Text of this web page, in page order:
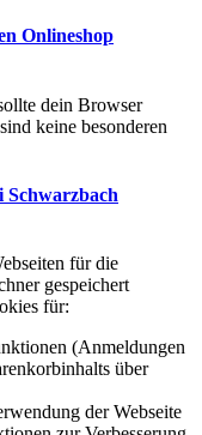
Onlineshop
dein Browser
keine besonderen
Schwarzbach
für die
gespeichert
für:
(Anmeldungen
über
der Webseite